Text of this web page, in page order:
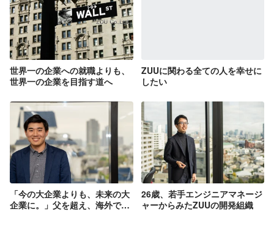
世界一の企業への就職よりも、
世界一の企業を目指す道へ
ZUUに関わる全ての人を幸せに
したい
「今の大企業よりも、未来の大
企業に。」父を超え、海外で活
26歳、若手エンジニアマネージ
ャーからみたZUUの開発組織